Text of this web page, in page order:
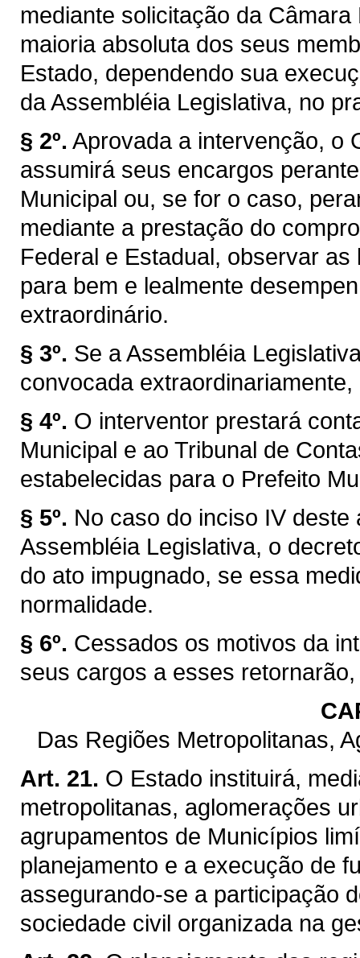
mediante solicitação da
maioria absoluta dos seus
Estado, dependendo sua
da Assembléia Legislativa, no
§ 2º. Aprovada a intervenção, o
assumirá seus encargos
Municipal ou, se for o caso,
mediante a prestação do
Federal e Estadual, observar
para bem e lealmente
extraordinário.
§ 3º. Se a Assembléia
convocada
§ 4º. O interventor prestará
Municipal e ao Tribunal de
estabelecidas para o Prefeito
§ 5º. No caso do inciso IV
Assembléia Legislativa, o
do ato impugnado, se essa
normalidade.
§ 6º. Cessados os motivos da
seus cargos a esses
Das Regiões Metropolitanas,
Art. 21. O Estado instituirá,
metropolitanas, aglomerações
agrupamentos de Municípios
planejamento e a execução de
assegurando-se a participação
sociedade civil organizada na